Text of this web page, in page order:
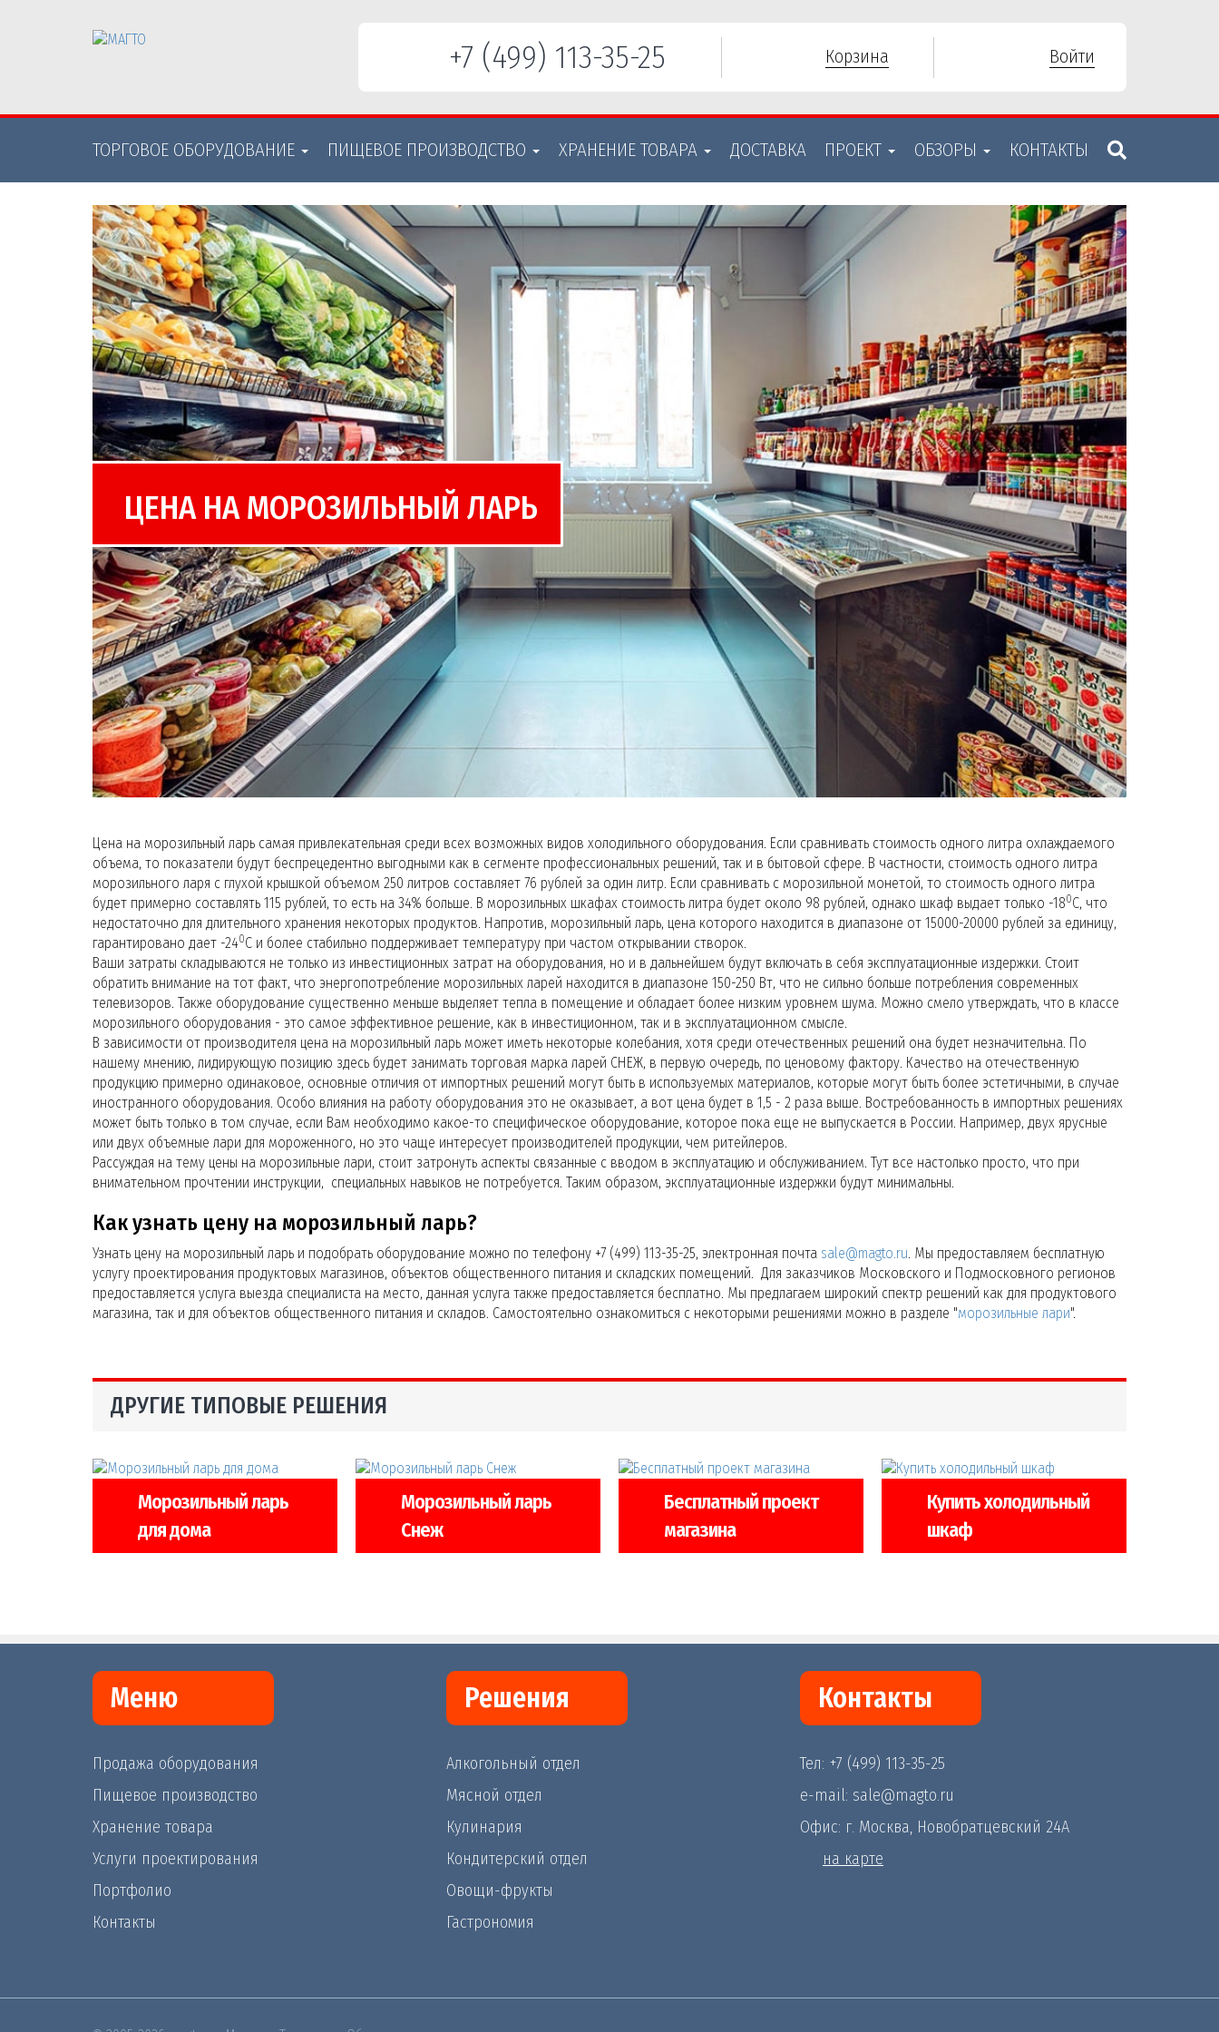
+7 (499) 113-35-25 Корзина Войти
ТОРГОВОЕ ОБОРУДОВАНИE ПИЩЕВОЕ ПРОИЗВОДСТВО ХРАНЕНИЕ ТОВАРА ДОСТАВКА ПРОЕКТ ОБЗОРЫ КОНТАКТЫ
ЦЕНА НА МОРОЗИЛЬНЫЙ ЛАРЬ
Цена на морозильный ларь самая привлекательная среди всех возможных видов холодильного оборудования. Если сравнивать стоимость одного литра охлаждаемого
объема, то показатели будут беспрецедентно выгодными как в сегменте профессиональных решений, так и в бытовой сфере. В частности, стоимость одного литра
морозильного ларя с глухой крышкой объемом 250 литров составляет 76 рублей за один литр. Если сравнивать с морозильной монетой, то стоимость одного литра
будет примерно составлять 115 рублей, то есть на 34% больше. В морозильных шкафах стоимость литра будет около 98 рублей, однако шкаф выдает только -180С, что
недостаточно для длительного хранения некоторых продуктов. Напротив, морозильный ларь, цена которого находится в диапазоне от 15000-20000 рублей за единицу,
гарантировано дает -240С и более стабильно поддерживает температуру при частом открывании створок.
Ваши затраты складываются не только из инвестиционных затрат на оборудования, но и в дальнейшем будут включать в себя эксплуатационные издержки. Стоит
обратить внимание на тот факт, что энергопотребление морозильных ларей находится в диапазоне 150-250 Вт, что не сильно больше потребления современных
телевизоров. Также оборудование существенно меньше выделяет тепла в помещение и обладает более низким уровнем шума. Можно смело утверждать, что в классе
морозильного оборудования - это самое эффективное решение, как в инвестиционном, так и в эксплуатационном смысле.
В зависимости от производителя цена на морозильный ларь может иметь некоторые колебания, хотя среди отечественных решений она будет незначительна. По
нашему мнению, лидирующую позицию здесь будет занимать торговая марка ларей СНЕЖ, в первую очередь, по ценовому фактору. Качество на отечественную
продукцию примерно одинаковое, основные отличия от импортных решений могут быть в используемых материалов, которые могут быть более эстетичными, в случае
иностранного оборудования. Особо влияния на работу оборудования это не оказывает, а вот цена будет в 1,5 - 2 раза выше. Востребованность в импортных решениях
может быть только в том случае, если Вам необходимо какое-то специфическое оборудование, которое пока еще не выпускается в России. Например, двух ярусные
или двух объемные лари для мороженного, но это чаще интересует производителей продукции, чем ритейлеров.
Рассуждая на тему цены на морозильные лари, стоит затронуть аспекты связанные с вводом в эксплуатацию и обслуживанием. Тут все настолько просто, что при
внимательном прочтении инструкции, специальных навыков не потребуется. Таким образом, эксплуатационные издержки будут минимальны.
Как узнать цену на морозильный ларь?
Узнать цену на морозильный ларь и подобрать оборудование можно по телефону +7 (499) 113-35-25, электронная почта sale@magto.ru . Мы предоставляем бесплатную
услугу проектирования продуктовых магазинов, объектов общественного питания и складских помещений. Для заказчиков Московского и Подмосковного регионов
предоставляется услуга выезда специалиста на место, данная услуга также предоставляется бесплатно. Мы предлагаем широкий спектр решений как для продуктового
магазина, так и для объектов общественного питания и складов. Самостоятельно ознакомиться с некоторыми решениями можно в разделе "морозильные лари".
ДРУГИЕ ТИПОВЫЕ РЕШЕНИЯ
Морозильный ларь
для дома
Морозильный ларь
Снеж
Бесплатный проект
магазина
Купить холодильный
шкаф
Меню
Продажа оборудования
Пищевое производство
Хранение товара
Услуги проектирования
Портфолио
Контакты
Решения
Алкогольный отдел
Мясной отдел
Кулинария
Кондитерский отдел
Овощи-фрукты
Гастрономия
Контакты
Тел: +7 (499) 113-35-25
e-mail: sale@magto.ru
Офис: г. Москва, Новобратцевский 24А
на карте